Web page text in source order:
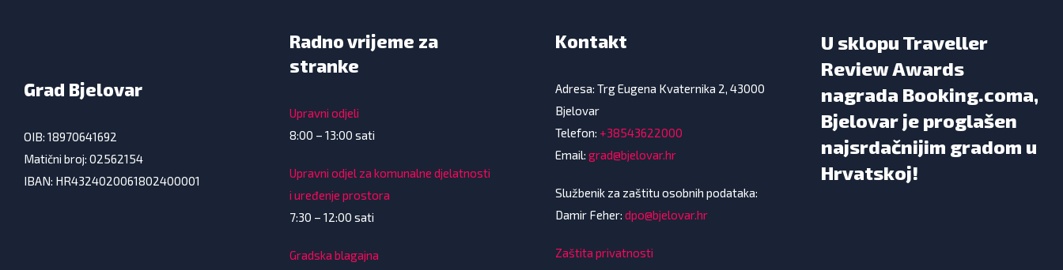
Grad Bjelovar
OIB: 18970641692
Matični broj: 02562154
IBAN: HR4324020061802400001
Radno vrijeme za
stranke
Upravni odjeli
8:00 – 13:00 sati
Upravni odjel za komunalne djelatnosti
i uređenje prostora
7:30 – 12:00 sati
Gradska blagajna
Kontakt
Adresa: Trg Eugena Kvaternika 2, 43000
Bjelovar
Telefon: +38543622000
Email: grad@bjelovar.hr
Službenik za zaštitu osobnih podataka:
Damir Feher: dpo@bjelovar.hr
Zaštita privatnosti
U sklopu Traveller
Review Awards
nagrada Booking.coma,
Bjelovar je proglašen
najsrdačnijim gradom u
Hrvatskoj!